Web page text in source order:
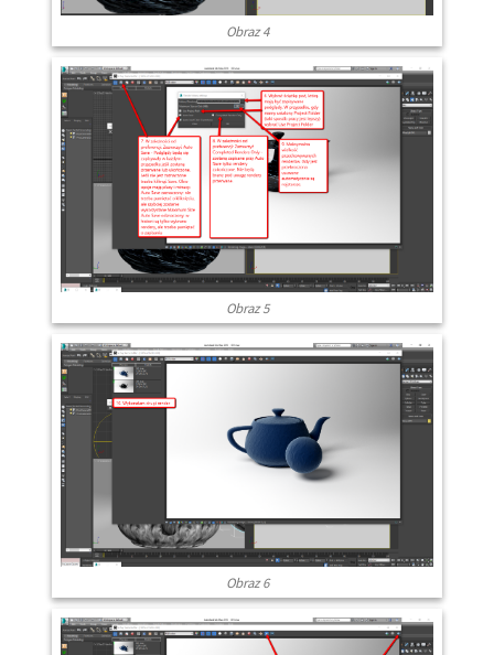
Obraz 4
Obraz 5
Obraz 6